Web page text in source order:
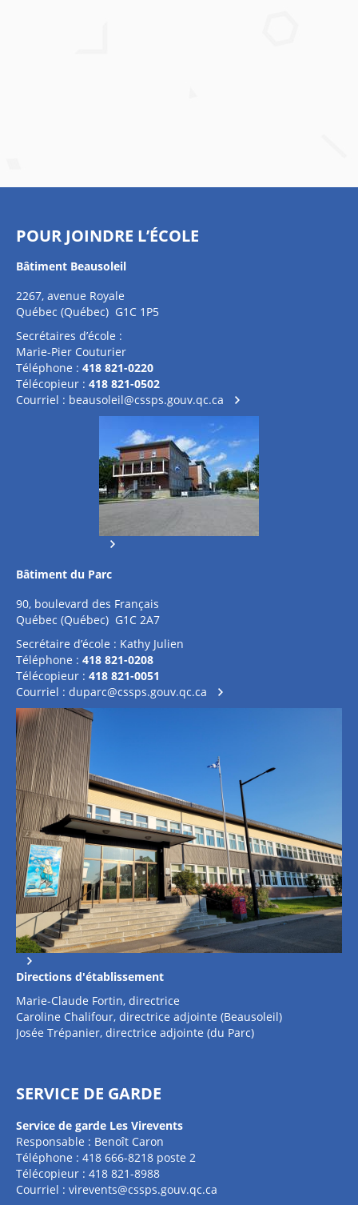
POUR JOINDRE L’ÉCOLE
Bâtiment Beausoleil
2267, avenue Royale
Québec (Québec) G1C 1P5
Secrétaires d’école :
Marie-Pier Couturier
Téléphone : 418 821-0220
Télécopieur : 418 821-0502
Courriel : beausoleil@cssps.gouv.qc.ca
Bâtiment du Parc
90, boulevard des Français
Québec (Québec) G1C 2A7
Secrétaire d’école : Kathy Julien
Téléphone : 418 821-0208
Télécopieur : 418 821-0051
Courriel : duparc@cssps.gouv.qc.ca
Directions d'établissement
Marie-Claude Fortin, directrice
Caroline Chalifour, directrice adjointe (Beausoleil)
Josée Trépanier, directrice adjointe (du Parc)
SERVICE DE GARDE
Service de garde Les Virevents
Responsable : Benoît Caron
Téléphone : 418 666-8218 poste 2
Télécopieur : 418 821-8988
Courriel : virevents@cssps.gouv.qc.ca